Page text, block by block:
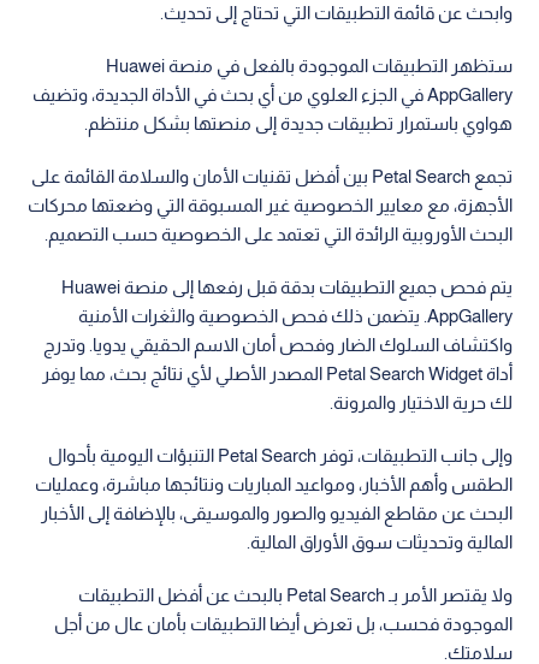
وابحث عن قائمة التطبيقات التي تحتاج إلى تحديث.
ستظهر التطبيقات الموجودة بالفعل في منصة Huawei
AppGallery في الجزء العلوي من أي بحث في الأداة الجديدة، وتضيف
هواوي باستمرار تطبيقات جديدة إلى منصتها بشكل منتظم.
تجمع Petal Search بين أفضل تقنيات الأمان والسلامة القائمة على
الأجهزة، مع معايير الخصوصية غير المسبوقة التي وضعتها محركات
البحث الأوروبية الرائدة التي تعتمد على الخصوصية حسب التصميم.
يتم فحص جميع التطبيقات بدقة قبل رفعها إلى منصة Huawei
AppGallery. يتضمن ذلك فحص الخصوصية والثغرات الأمنية
واكتشاف السلوك الضار وفحص أمان الاسم الحقيقي يدويا. وتدرج
أداة Petal Search Widget المصدر الأصلي لأي نتائج بحث، مما يوفر
لك حرية الاختيار والمرونة.
وإلى جانب التطبيقات، توفر Petal Search التنبؤات اليومية بأحوال
الطقس وأهم الأخبار، ومواعيد المباريات ونتائجها مباشرة، وعمليات
البحث عن مقاطع الفيديو والصور والموسيقى، بالإضافة إلى الأخبار
المالية وتحديثات سوق الأوراق المالية.
ولا يقتصر الأمر بـ Petal Search بالبحث عن أفضل التطبيقات
الموجودة فحسب، بل تعرض أيضا التطبيقات بأمان عال من أجل
سلامتك.